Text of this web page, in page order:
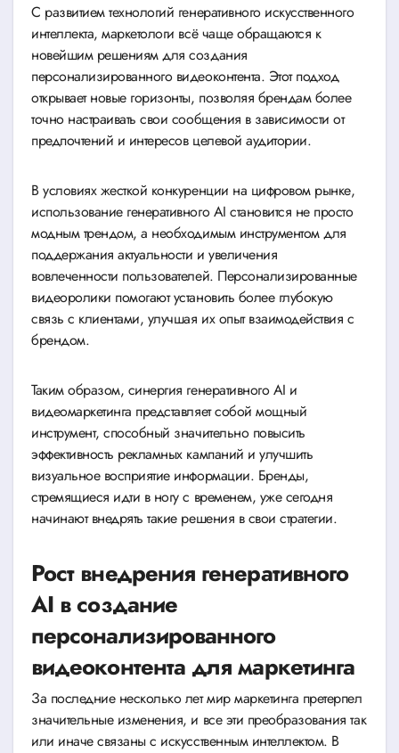
С развитием технологий генеративного искусственного
интеллекта, маркетологи всё чаще обращаются к
новейшим решениям для создания
персонализированного видеоконтента. Этот подход
открывает новые горизонты, позволяя брендам более
точно настраивать свои сообщения в зависимости от
предпочтений и интересов целевой аудитории.
В условиях жесткой конкуренции на цифровом рынке,
использование генеративного AI становится не просто
модным трендом, а необходимым инструментом для
поддержания актуальности и увеличения
вовлеченности пользователей. Персонализированные
видеоролики помогают установить более глубокую
связь с клиентами, улучшая их опыт взаимодействия с
брендом.
Таким образом, синергия генеративного AI и
видеомаркетинга представляет собой мощный
инструмент, способный значительно повысить
эффективность рекламных кампаний и улучшить
визуальное восприятие информации. Бренды,
стремящиеся идти в ногу с временем, уже сегодня
начинают внедрять такие решения в свои стратегии.
Рост внедрения генеративного
AI в создание
персонализированного
видеоконтента для маркетинга
За последние несколько лет мир маркетинга претерпел
значительные изменения, и все эти преобразования так
или иначе связаны с искусственным интеллектом. В